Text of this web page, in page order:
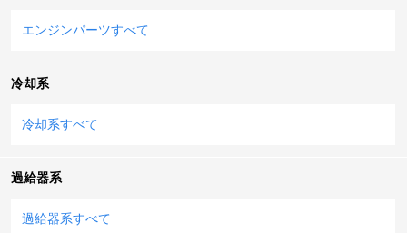
エンジンパーツすべて
冷却系
冷却系すべて
過給器系
過給器系すべて